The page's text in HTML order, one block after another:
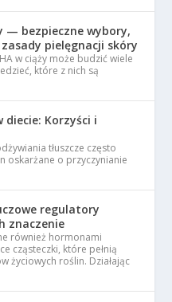
— bezpieczne wybory,
pielęgnacji skóry
w ciąży może budzić wiele
które z nich są
diecie: Korzyści i
tłuszcze często
oskarżane o przyczynianie
regulatory
znaczenie
również hormonami
cząsteczki, które pełnią
życiowych roślin. Działając